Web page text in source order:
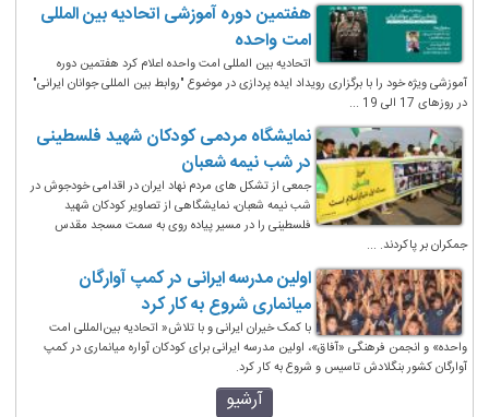
هفتمین دوره آموزشی اتحادیه بین المللی
امت واحده
اتحادیه بین المللی امت واحده اعلام کرد هفتمین دوره
آموزشی ویژه خود را با برگزاری رویداد ایده پردازی در موضوع "روابط بین المللی جوانان ایرانی"
در روزهای 17 الی 19 ...
نمایشگاه مردمی کودکان شهید فلسطینی
در شب نیمه شعبان
جمعی از تشکل های مردم نهاد ایران در اقدامی خودجوش در
شب نیمه شعبان، نمایشگاهی از تصاویر کودکان شهید
فلسطینی را در مسیر پیاده روی به سمت مسجد مقدس
جمکران بر پاکردند. ...
اولین مدرسه ایرانی در کمپ آوارگان
میانماری شروع به کار کرد
با کمک خیران ایرانی و با تلاش« اتحادیه بین‌المللی امت
واحده» و انجمن فرهنگی «آفاق»، اولین مدرسه ایرانی برای کودکان آواره میانماری در کمپ
آوارگان کشور بنگلادش تاسیس و شروع به کار کرد.
آرشیو